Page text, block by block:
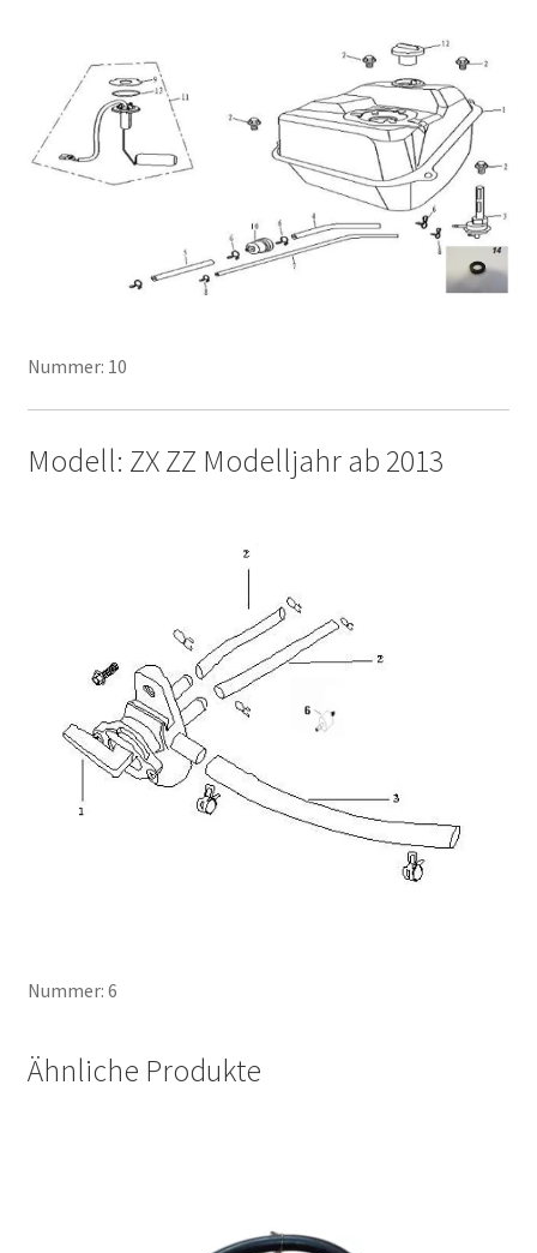
Nummer: 10
Modell: ZX ZZ Modelljahr ab 2013
Nummer: 6
Ähnliche Produkte